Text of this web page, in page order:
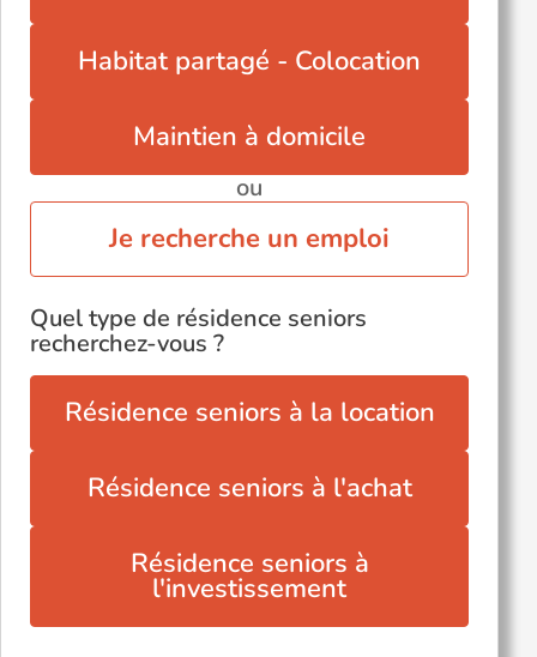
Habitat partagé - Colocation
Maintien à domicile
ou
Je recherche un emploi
Quel type de résidence seniors
recherchez-vous ?
Résidence seniors à la location
Résidence seniors à l'achat
Résidence seniors à
l'investissement